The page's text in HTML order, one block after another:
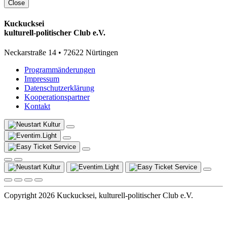
Close
Kuckucksei
kulturell-politischer Club e.V.
Neckarstraße 14 • 72622 Nürtingen
Programmänderungen
Impressum
Datenschutzerklärung
Kooperationspartner
Kontakt
Copyright 2026 Kuckucksei, kulturell-politischer Club e.V.